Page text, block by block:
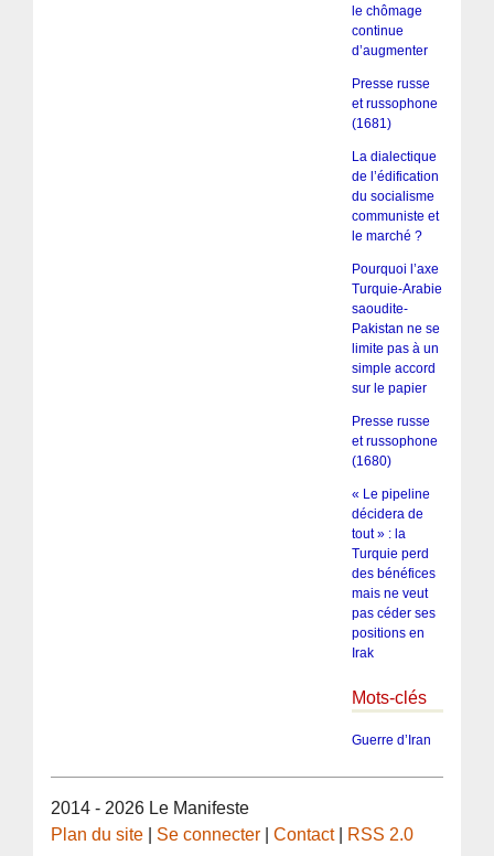
le chômage
continue
d’augmenter
Presse russe
et russophone
(1681)
La dialectique
de l’édification
du socialisme
communiste et
le marché ?
Pourquoi l’axe
Turquie-Arabie
saoudite-
Pakistan ne se
limite pas à un
simple accord
sur le papier
Presse russe
et russophone
(1680)
« Le pipeline
décidera de
tout » : la
Turquie perd
des bénéfices
mais ne veut
pas céder ses
positions en
Irak
Mots-clés
Guerre d’Iran
2014 - 2026 Le Manifeste
Plan du site
Se connecter |Contact| RSS 2.0